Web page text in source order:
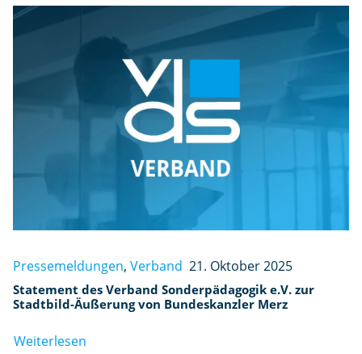
Pressemeldungen, Verband 21. Oktober 2025
Statement des Verband Sonderpädagogik e.V. zur
Stadtbild-Äußerung von Bundeskanzler Merz
Weiterlesen